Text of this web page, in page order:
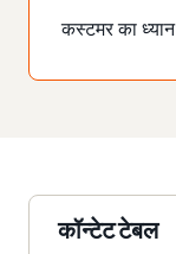
कस्टमर का
कॉन्टेट टेबल